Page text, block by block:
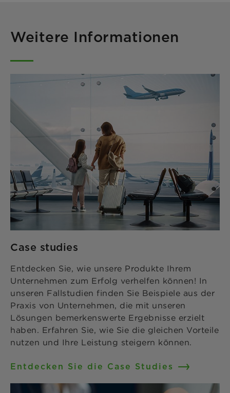
Weitere Informationen
Case studies
Entdecken Sie, wie unsere Produkte Ihrem
Unternehmen zum Erfolg verhelfen können! In
unseren Fallstudien finden Sie Beispiele aus der
Praxis von Unternehmen, die mit unseren
Lösungen bemerkenswerte Ergebnisse erzielt
haben. Erfahren Sie, wie Sie die gleichen Vorteile
nutzen und Ihre Leistung steigern können.
Entdecken Sie die Case Studies